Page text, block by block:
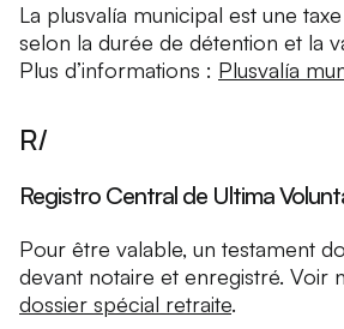
La plusvalía municipal est une
selon la durée de détention et la
Plus d’informations : Plusvalía
R/
Registro Central de Ultima
Pour être valable, un testament
devant notaire et enregistré. Voir
dossier spécial retraite.